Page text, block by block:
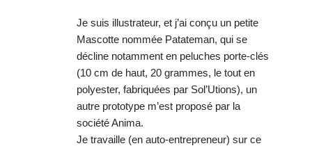
Je suis illustrateur, et j’ai conçu un petite
Mascotte nommée Patateman, qui se
décline notamment en peluches porte-clés
(10 cm de haut, 20 grammes, le tout en
polyester, fabriquées par Sol’Utions), un
autre prototype m’est proposé par la
société Anima.
Je travaille (en auto-entrepreneur) sur ce